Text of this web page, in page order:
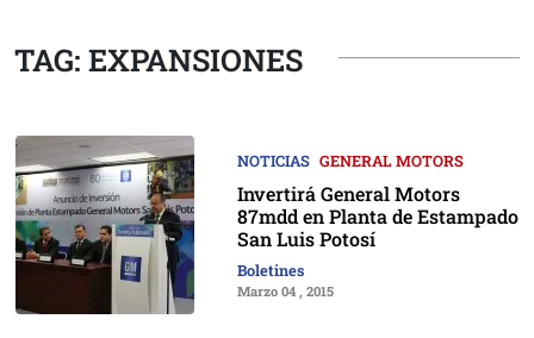
TAG: EXPANSIONES
NOTICIAS GENERAL MOTORS
Invertirá General Motors
87mdd en Planta de Estampado
San Luis Potosí
Boletines
Marzo 04 , 2015